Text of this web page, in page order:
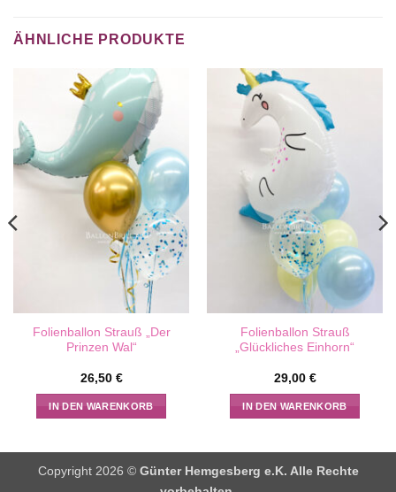
ÄHNLICHE PRODUKTE
Folienballon Strauß „Der
Prinzen Wal“
26,50 €
IN DEN WARENKORB
Folienballon Strauß
„Glückliches Einhorn“
29,00 €
IN DEN WARENKORB
Copyright 2026 © Günter Hemgesberg e.K. Alle Rechte